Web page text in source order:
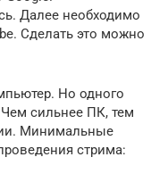
Далее необходимо
Сделать это можно
Но одного
сильнее ПК, тем
Минимальные
стрима: